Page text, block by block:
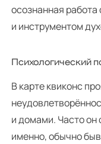
осознанная
и инструментом
Психологический
В карте квиконс
и домами. Часто он
именно, обычно